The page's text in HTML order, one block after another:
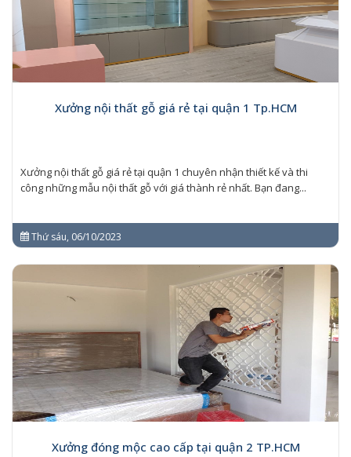
Xưởng nội thất gỗ giá rẻ tại quận 1 Tp.HCM
Xưởng nội thất gỗ giá rẻ tại quận 1 chuyên nhận thiết kế và thi
công những mẫu nội thất gỗ với giá thành rẻ nhất. Bạn đang...
Thứ sáu, 06/10/2023
Xưởng đóng mộc cao cấp tại quận 2 TP.HCM